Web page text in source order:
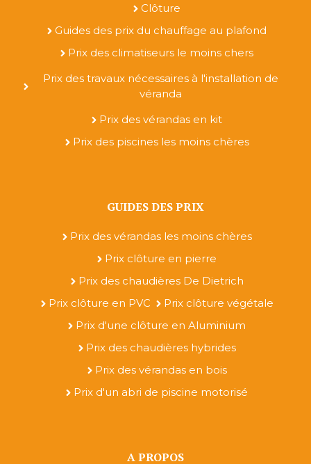
Clôture
Guides des prix du chauffage au plafond
Prix des climatiseurs le moins chers
Prix des travaux nécessaires à l'installation de
véranda
Prix des vérandas en kit
Prix des piscines les moins chères
GUIDES DES PRIX
Prix des vérandas les moins chères
Prix clôture en pierre
Prix des chaudières De Dietrich
Prix clôture en PVC
Prix clôture végétale
Prix d'une clôture en Aluminium
Prix des chaudières hybrides
Prix des vérandas en bois
Prix d'un abri de piscine motorisé
A PROPOS